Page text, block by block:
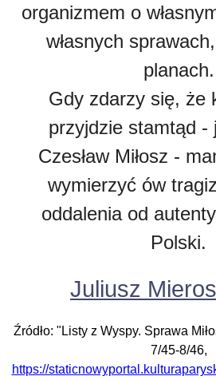
organizmem o
własnych
planach.
Gdy zdarzy się, że
przyjdzie stamtąd -
Czesław Miłosz -
wymierzyć ów
oddalenia od
Polski.
Juliusz
Źródło: "Listy z Wyspy. Sprawa
7/45-8/46,
https://